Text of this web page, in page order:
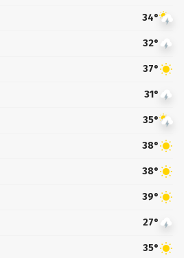
34°
32°
37°
31°
35°
38°
38°
39°
27°
35°